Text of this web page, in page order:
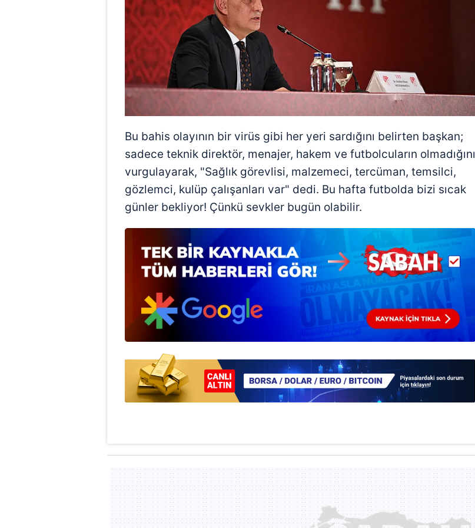
mevzuata uygun olarak kullanılan çerezlerle ilgili bilgi almak için lütfen
Bu bahis olayının bir virüs gibi her yeri sardığını belirten başkan;
sadece teknik direktör, menajer, hakem ve futbolcuların olmadığını
vurgulayarak, "Sağlık görevlisi, malzemeci, tercüman, temsilci,
gözlemci, kulüp çalışanları var" dedi. Bu hafta futbolda bizi sıcak
günler bekliyor! Çünkü sevkler bugün olabilir.